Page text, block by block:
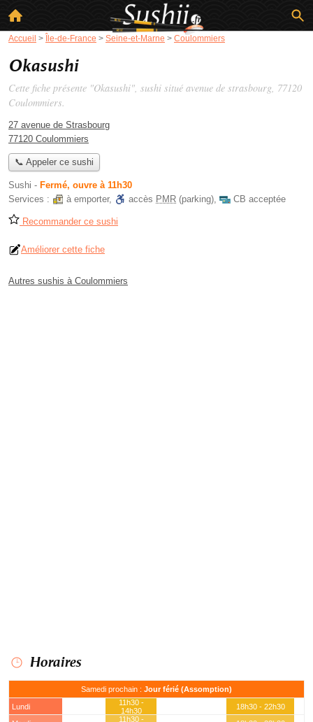
Accueil > Île-de-France > Seine-et-Marne > Coulommiers
Okasushi
Cette fiche présente "Okasushi", sushi situé avenue de strasbourg, 77120
Coulommiers.
27 avenue de Strasbourg
77120 Coulommiers
📞 Appeler ce sushi
Sushi - Fermé, ouvre à 11h30
Services :
à emporter, accès PMR (parking), CB acceptée
Recommander ce sushi
Améliorer cette fiche
Autres sushis à Coulommiers
Horaires
Samedi prochain : Jour férié (Assomption)
Lundi
11h30 -
14h30
18h30 - 22h30
11h30 -